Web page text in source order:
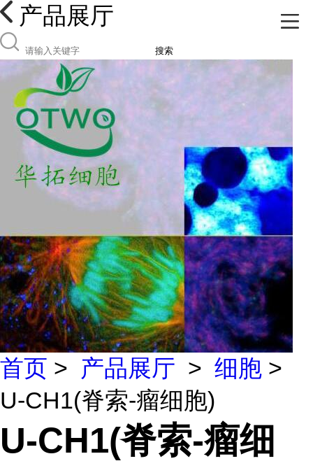
产品展厅
搜索
首页 > 产品展厅 > 细胞 >
U-CH1(脊索-瘤细胞)
U-CH1(脊索-瘤细